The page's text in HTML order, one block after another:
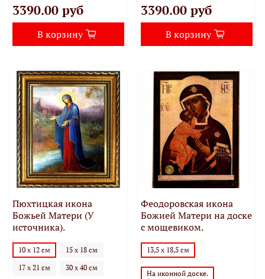
3390.00 руб
В корзину
3390.00 руб
В корзину
Пюхтицкая икона
Божьей Матери (У
источника).
10 х 12 см 15 х 18 см
17 х 21 см 30 х 40 см
Феодоровская икона
Божией Матери на доске
с мощевиком.
13,5 х 18,5 см
На иконной доске.